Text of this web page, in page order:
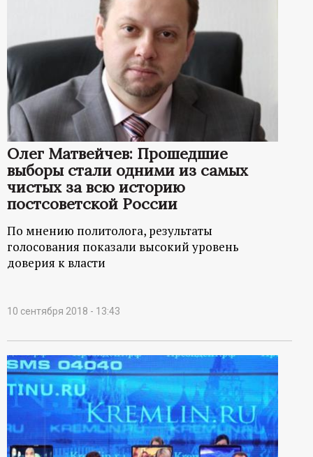
Олег Матвейчев: Прошедшие
выборы стали одними из самых
чистых за всю историю
постсоветской России
По мнению политолога, результаты
голосования показали высокий уровень
доверия к власти
10 сентября 2018 - 13:43